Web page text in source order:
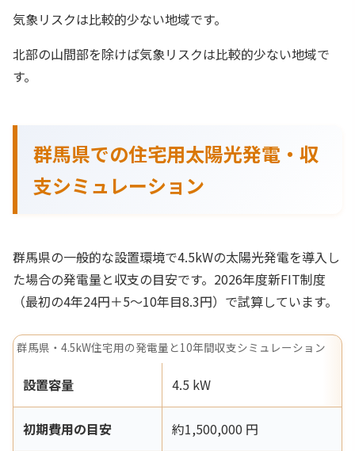
気象リスクは比較的少ない地域です。
北部の山間部を除けば気象リスクは比較的少ない地域で
す。
群馬県での住宅用太陽光発電・収
支シミュレーション
群馬県の一般的な設置環境で4.5kWの太陽光発電を導入し
た場合の発電量と収支の目安です。2026年度新FIT制度
（最初の4年24円＋5〜10年目8.3円）で試算しています。
群馬県・4.5kW住宅用の発電量と10年間収支シミュレーション
設置容量 4.5 kW
初期費用の目安 約1,500,000 円